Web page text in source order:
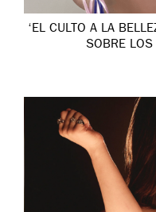
‘EL CULTO A LA
SOBRE LOS